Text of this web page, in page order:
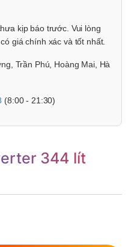
kịp báo trước. Vui lòng
giá chính xác và tốt nhất.
Trần Phú, Hoàng Mai, Hà
(8:00 - 21:30)
344 lít